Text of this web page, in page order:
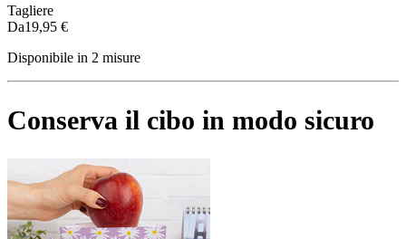
Tagliere
Da19,95 €
Disponibile in 2 misure
Conserva il cibo in modo sicuro